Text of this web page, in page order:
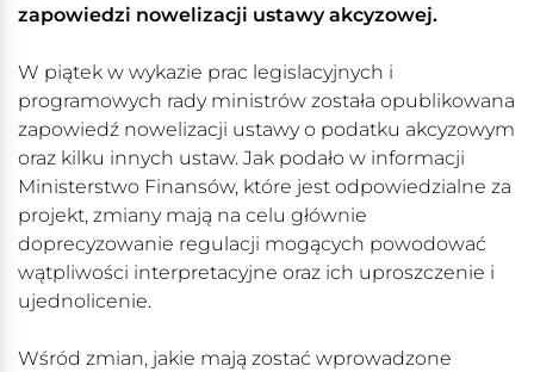
zapowiedzi nowelizacji ustawy akcyzowej.
W piątek w wykazie prac legislacyjnych i
programowych rady ministrów została opublikowana
zapowiedź nowelizacji ustawy o podatku akcyzowym
oraz kilku innych ustaw. Jak podało w informacji
Ministerstwo Finansów, które jest odpowiedzialne za
projekt, zmiany mają na celu głównie
doprecyzowanie regulacji mogących powodować
wątpliwości interpretacyjne oraz ich uproszczenie i
ujednolicenie.
Wśród zmian, jakie mają zostać wprowadzone